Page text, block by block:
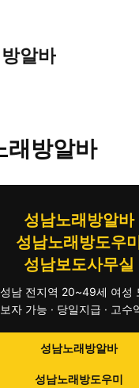
알바
래방알바
성남노래방알바
성남노래방도우
성남보도사무실
성남 전지역 20~49세 여성
자 가능 · 당일지급 · 고수
성남노래방알바
성남노래방도우미